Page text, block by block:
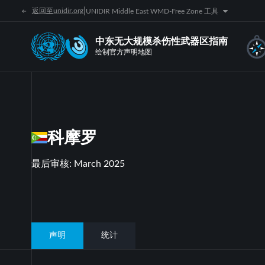
返回至unidir.org| UNIDIR Middle East WMD-Free Zone 工具
中东无大规模杀伤性武器区指南
绘制官方声明地图
科摩罗
最后审核: March 2025
声明 统计